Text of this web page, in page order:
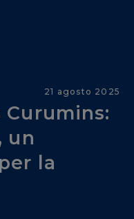
21 agosto 2025
Curumins:
un
la